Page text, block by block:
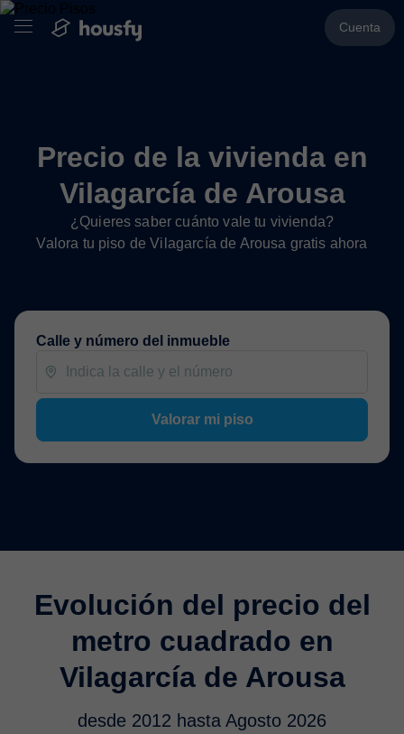
Cuenta
Precio de la vivienda en
Vilagarcía de Arousa
¿Quieres saber cuánto vale tu vivienda?
Valora tu piso de Vilagarcía de Arousa gratis ahora
Calle y número del inmueble
Valorar mi piso
Evolución del precio del
metro cuadrado en
Vilagarcía de Arousa
desde 2012 hasta Agosto 2026